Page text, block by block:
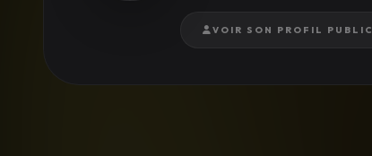
VOIR SON PROFIL PUBLIC